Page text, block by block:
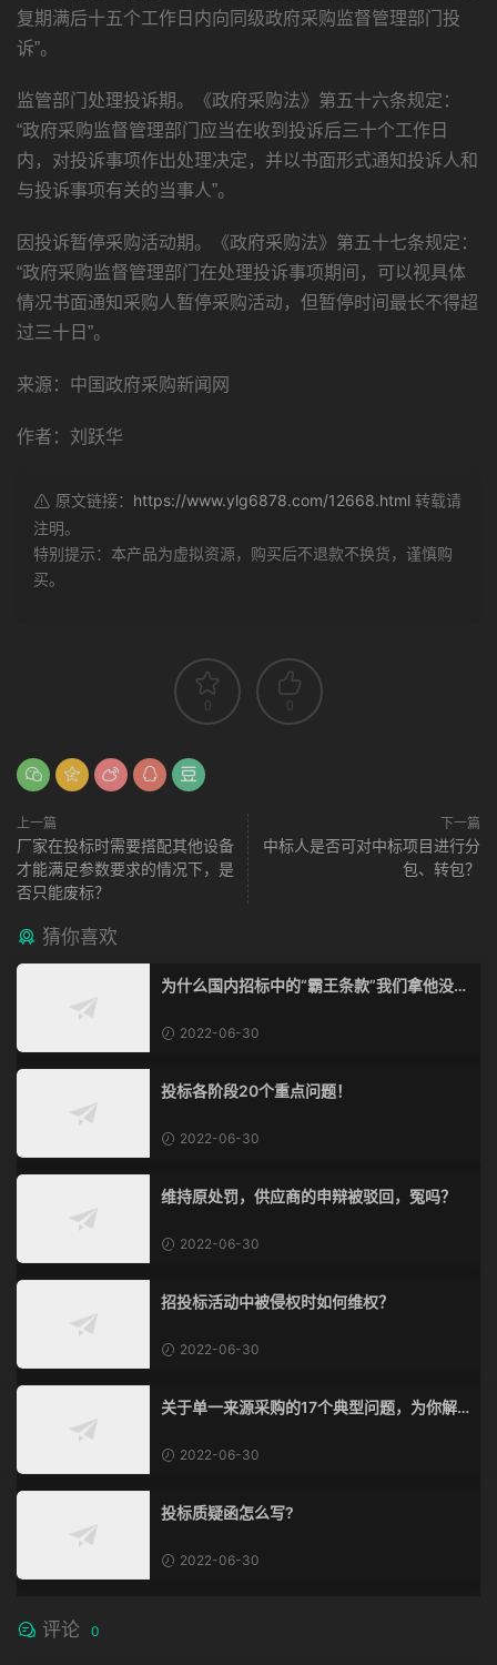
复期满后十五个工作日内向同级政府采购监督管理部门投
诉”。
监管部门处理投诉期。《政府采购法》第五十六条规定：
“政府采购监督管理部门应当在收到投诉后三十个工作日
内，对投诉事项作出处理决定，并以书面形式通知投诉人和
与投诉事项有关的当事人”。
因投诉暂停采购活动期。《政府采购法》第五十七条规定：
“政府采购监督管理部门在处理投诉事项期间，可以视具体
情况书面通知采购人暂停采购活动，但暂停时间最长不得超
过三十日”。
来源：中国政府采购新闻网
作者：刘跃华
原文链接： https://www.ylg6878.com/12668.html 转载请
注明。
特别提示：本产品为虚拟资源，购买后不退款不换货，谨慎购
买。
0 0
上一篇
厂家在投标时需要搭配其他设备
才能满足参数要求的情况下，是
否只能废标？
下一篇
中标人是否可对中标项目进行分
包、转包？
猜你喜欢
为什么国内招标中的“霸王条款”我们拿他没脾
2022-06-30
投标各阶段20个重点问题！
2022-06-30
维持原处罚，供应商的申辩被驳回，冤吗？
2022-06-30
招投标活动中被侵权时如何维权？
2022-06-30
关于单一来源采购的17个典型问题，为你解
2022-06-30
投标质疑函怎么写?
2022-06-30
评论 0